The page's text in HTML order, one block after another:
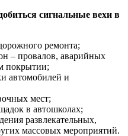
сигнальные вехи в
ремонта;
– провалов, аварийных
покрытии;
автомобилей и
мест;
в автошколах;
развлекательных,
массовых мероприятий.